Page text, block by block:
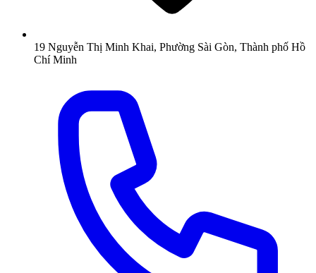
19 Nguyễn Thị Minh Khai, Phường Sài Gòn, Thành phố Hồ
Chí Minh